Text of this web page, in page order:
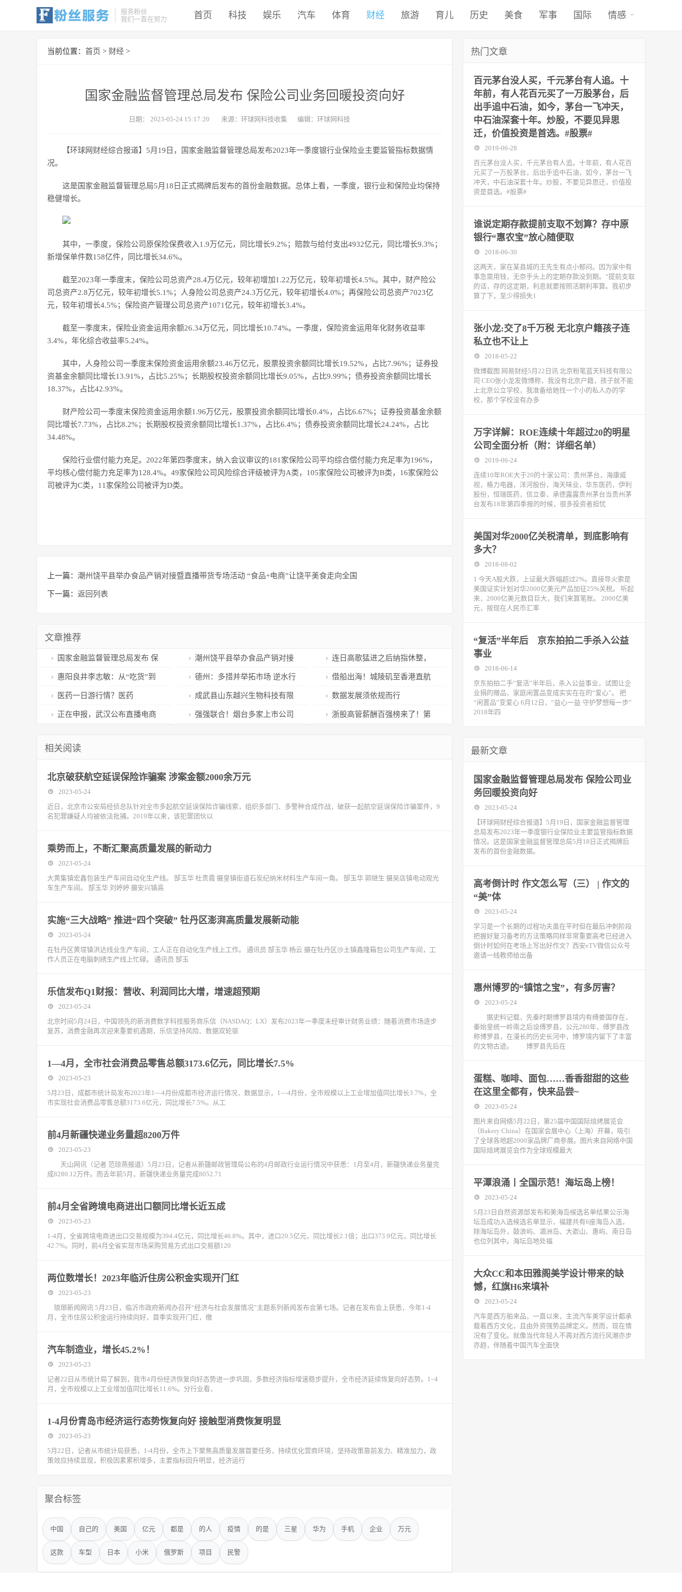
服务粉丝
我们一直在努力
首页 科技 娱乐 汽车 体育 财经 旅游 育儿 历史 美食 军事 国际 情感
当前位置： 首页 > 财经 >
国家金融监督管理总局发布 保险公司业务回暖投资向好
日期： 2023-05-24 15:17:20 来源：环球网科技收集 编辑：环球网科技
【环球网财经综合报道】5月19日，国家金融监督管理总局发布2023年一季度银行业保险业主要监管指标数据情
况。
这是国家金融监督管理总局5月18日正式揭牌后发布的首份金融数据。总体上看，一季度，银行业和保险业均保持
稳健增长。
其中，一季度，保险公司原保险保费收入1.9万亿元，同比增长9.2%；赔款与给付支出4932亿元，同比增长9.3%；
新增保单件数158亿件，同比增长34.6%。
截至2023年一季度末，保险公司总资产28.4万亿元，较年初增加1.22万亿元，较年初增长4.5%。其中，财产险公
司总资产2.8万亿元，较年初增长5.1%；人身险公司总资产24.3万亿元，较年初增长4.0%；再保险公司总资产7023亿
元，较年初增长4.5%；保险资产管理公司总资产1071亿元，较年初增长3.4%。
截至一季度末，保险业资金运用余额26.34万亿元，同比增长10.74%。一季度，保险资金运用年化财务收益率
3.4%，年化综合收益率5.24%。
其中，人身险公司一季度末保险资金运用余额23.46万亿元，股票投资余额同比增长19.52%，占比7.96%；证券投
资基金余额同比增长13.91%，占比5.25%；长期股权投资余额同比增长9.05%，占比9.99%；债券投资余额同比增长
18.37%，占比42.93%。
财产险公司一季度末保险资金运用余额1.96万亿元，股票投资余额同比增长0.4%，占比6.67%；证券投资基金余额
同比增长7.73%，占比8.2%；长期股权投资余额同比增长1.37%，占比6.4%；债券投资余额同比增长24.24%，占比
34.48%。
保险行业偿付能力充足。2022年第四季度末，纳入会议审议的181家保险公司平均综合偿付能力充足率为196%，
平均核心偿付能力充足率为128.4%。49家保险公司风险综合评级被评为A类，105家保险公司被评为B类，16家保险公
司被评为C类，11家保险公司被评为D类。
上一篇： 潮州饶平县举办食品产销对接暨直播带货专场活动 “食品+电商”让饶平美食走向全国
下一篇： 返回列表
文章推荐
国家金融监督管理总局发布 保
险公司业务回暖投资向好
潮州饶平县举办食品产销对接
暨直播带货专场活动 “食品+电
商”让饶平美食走向全国
连日高歌猛进之后纳指休整，
纳指100ETF回调幅度超1.5%
惠阳良井李志敏：从“吃货”到
澳洲蓝龙虾养殖行家
德州：多措并举拓市场 逆水行
舟稳外贸
借船出海！城陵矶至香港直航
开辟外省烟花爆竹出口新通道
医药一日游行情？医药
ETF（159929）三连阳后跌超1%
成武县山东越兴生物科技有限
公司年产10000吨烯啶虫胺可溶液
数据发展须依规而行
正在申报，武汉公布直播电商 强强联合！烟台多家上市公司 浙股高管薪酬百强榜来了！第
相关阅读
北京破获航空延误保险诈骗案 涉案金额2000余万元
2023-05-24
近日，北京市公安局经侦总队针对全市多起航空延误保险诈骗线索，组织多部门、多警种合成作战，破获一起航空延误保险诈骗案件，9
名犯罪嫌疑人均被依法批捕。2019年以来，该犯罪团伙以
乘势而上，不断汇聚高质量发展的新动力
2023-05-24
大黄集镇宏鑫包装生产车间自动化生产线。 郜玉华 杜贵霞 摄皇镇街道石炭纪纳米材料生产车间一角。 郜玉华 郭继生 摄吴店镇电动观光
车生产车间。 郜玉华 刘婷婷 摄安兴镇高
实施“三大战略” 推进“四个突破” 牡丹区澎湃高质量发展新动能
2023-05-24
在牡丹区黄堽镇洪达线业生产车间，工人正在自动化生产线上工作。 通讯员 郜玉华 杨云 摄在牡丹区沙土镇鑫隆箱包公司生产车间，工
作人员正在电脑刺绣生产线上忙碌。 通讯员 郜玉
乐信发布Q1财报：营收、利润同比大增，增速超预期
2023-05-24
北京时间5月24日，中国领先的新消费数字科技服务商乐信（NASDAQ：LX）发布2023年一季度未经审计财务业绩：随着消费市场逐步
复苏，消费金融再次迎来重要机遇期，乐信坚持风险、数据双轮驱
1—4月，全市社会消费品零售总额3173.6亿元，同比增长7.5%
2023-05-23
5月23日，成都市统计局发布2023年1—4月份成都市经济运行情况，数据显示，1—4月份，全市规模以上工业增加值同比增长3.7%，全
市实现社会消费品零售总额3173.6亿元，同比增长7.5%。从工
前4月新疆快递业务量超8200万件
2023-05-23
天山网讯（记者 范琼燕报道）5月23日，记者从新疆邮政管理局公布的4月邮政行业运行情况中获悉：1月至4月，新疆快递业务量完
成8280.12万件。而去年前5月，新疆快递业务量完成8052.71
前4月全省跨境电商进出口额同比增长近五成
2023-05-23
1-4月，全省跨境电商进出口交易规模为394.4亿元，同比增长46.8%。其中，进口20.5亿元，同比增长2.1倍；出口373.9亿元，同比增长
42.7%。同时，前4月全省实现市场采购贸易方式出口交易额120
两位数增长！2023年临沂住房公积金实现开门红
2023-05-23
琅琊新闻网讯 5月23日，临沂市政府新闻办召开“经济与社会发展情况”主题系列新闻发布会第七场。记者在发布会上获悉，今年1-4
月，全市住房公积金运行持续向好，首季实现开门红，缴
汽车制造业，增长45.2%！
2023-05-23
记者22日从市统计局了解到，我市4月份经济恢复向好态势进一步巩固，多数经济指标增速稳步提升，全市经济延续恢复向好态势。1~4
月，全市规模以上工业增加值同比增长11.6%。分行业看，
1-4月份青岛市经济运行态势恢复向好 接触型消费恢复明显
2023-05-23
5月22日，记者从市统计局获悉，1-4月份，全市上下聚焦高质量发展首要任务，持续优化营商环境，坚持政策靠前发力、精准加力，政
策效应持续显现，积极因素累积增多，主要指标回升明显，经济运行
聚合标签
中国 自己的 美国 亿元 都是 的人 疫情 的是 三星 华为 手机 企业 万元
这款 车型 日本 小米 俄罗斯 项目 民警
热门文章
百元茅台没人买，千元茅台有人追。十
年前，有人花百元买了一万股茅台，后
出手追中石油，如今，茅台一飞冲天，
中石油深套十年。炒股，不要见异思
迁，价值投资是首选。#股票#
2019-06-28
百元茅台没人买，千元茅台有人追。十年前，有人花百
元买了一万股茅台，后出手追中石油，如今，茅台一飞
冲天，中石油深套十年。炒股，不要见异思迁，价值投
资是首选。#股票#
谁说定期存款提前支取不划算？存中原
银行“惠农宝”放心随便取
2018-06-30
这两天，家在某县城的王先生有点小郁闷。因为家中有
事急需用钱，无奈手头上的定期存款没到期。“提前支取
的话，存的这定期，利息就要按照活期利率算。我初步
算了下，至少得损失1
张小龙:交了8千万税 无北京户籍孩子连
私立也不让上
2018-05-22
微博截图 网易财经5月22日讯 北京粉笔蓝天科技有限公
司 CEO张小龙发微博称，我没有北京户籍，孩子就不能
上北京公立学校，我准备给她找一个小的私人办的学
校，那个学校没有办多
万字详解：ROE连续十年超过20的明星
公司全面分析（附：详细名单）
2019-06-24
连续10年ROE大于20的十家公司：贵州茅台，海康威
视，格力电器，洋河股份，海天味业，华东医药，伊利
股份，恒瑞医药，信立泰，承德露露贵州茅台当贵州茅
台发布18年第四季报的时候，很多投资者担忧
美国对华2000亿关税清单，到底影响有
多大？
2018-08-02
1 今天A股大跌，上证最大跌幅超过2%。直接导火索是
美国证实计划对华2000亿美元产品加征25%关税。 听起
来，2000亿美元数目巨大，我们来算笔账。 2000亿美
元，按现在人民币汇率
“复活”半年后 京东拍拍二手杀入公益
事业
2018-06-14
京东拍拍二手“复活”半年后，杀入公益事业，试图让企
业捐的赠品、家庭闲置品变成实实在在的“爱心”。 把
“闲置品”变爱心 6月12日，“益心一益·守护梦想每一步”
2018年四
最新文章
国家金融监督管理总局发布 保险公司业
务回暖投资向好
2023-05-24
【环球网财经综合报道】5月19日，国家金融监督管理
总局发布2023年一季度银行业保险业主要监管指标数据
情况。这是国家金融监督管理总局5月18日正式揭牌后
发布的首份金融数据。
高考倒计时 作文怎么写（三） | 作文的
“美”体
2023-05-24
学习是一个长期的过程功夫虽在平时但在最后冲刺阶段
把握好复习备考的方法策略同样非常重要高考已经进入
倒计时如何在考场上写出好作文？西安eTV微信公众号
邀请一线教师给出备
惠州博罗的“镇馆之宝”，有多厉害？
2023-05-24
据史料记载，先秦时期博罗县境内有缚娄国存在，
秦始皇统一岭南之后设傅罗县，公元280年，傅罗县改
称博罗县，在漫长的历史长河中，博罗境内留下了丰富
的文物古迹。 博罗县先后在
蛋糕、咖啡、面包……香香甜甜的这些
在这里全都有，快来品尝~
2023-05-24
图片来自网络5月22日，第25届中国国际焙烤展览会
（Bakery China）在国家会展中心（上海）开幕，吸引
了全球各地超2000家品牌厂商参展。图片来自网络中国
国际焙烤展览会作为全球规模最大
平潭浪涌丨全国示范！海坛岛上榜！
2023-05-24
5月23日自然资源部发布和美海岛候选名单结果公示海
坛岛成功入选候选名单显示，福建共有6座海岛入选，
除海坛岛外，鼓浪屿、湄洲岛、大嵛山、惠屿、南日岛
也位列其中。海坛岛地处福
大众CC和本田雅阁美学设计带来的缺
憾，红旗H6来填补
2023-05-24
汽车是西方舶来品，一直以来，主流汽车美学设计都承
载着西方文化，且由外资强势品牌定义。然而，现在情
况有了变化。就像当代年轻人不再对西方流行风潮亦步
亦趋，伴随着中国汽车全面快